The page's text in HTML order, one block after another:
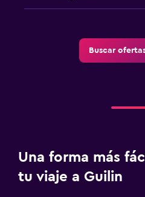
Buscar
Una forma más
tu viaje a Guilin